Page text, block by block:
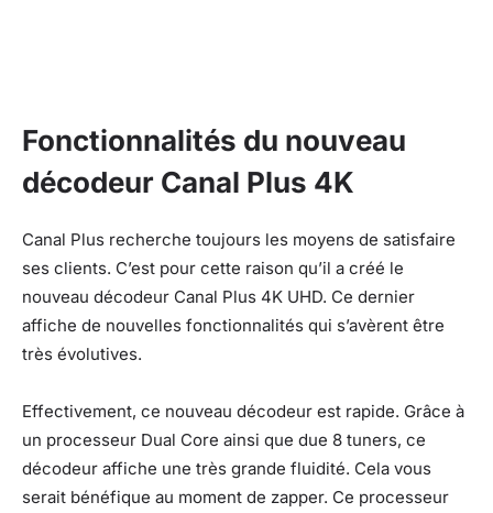
Fonctionnalités du nouveau
décodeur Canal Plus 4K
Canal Plus recherche toujours les moyens de satisfaire
ses clients. C’est pour cette raison qu’il a créé le
nouveau décodeur Canal Plus 4K UHD. Ce dernier
affiche de nouvelles fonctionnalités qui s’avèrent être
très évolutives.
Effectivement, ce nouveau décodeur est rapide. Grâce à
un processeur Dual Core ainsi que due 8 tuners, ce
décodeur affiche une très grande fluidité. Cela vous
serait bénéfique au moment de zapper. Ce processeur